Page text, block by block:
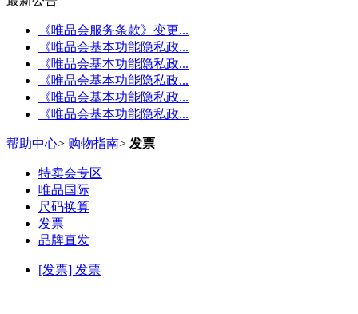
《唯品会服务条款》变更...
《唯品会基本功能隐私政...
《唯品会基本功能隐私政...
《唯品会基本功能隐私政...
《唯品会基本功能隐私政...
《唯品会基本功能隐私政...
帮助中心> 购物指南> 发票
特卖会专区
唯品国际
尺码换算
发票
品牌直发
[发票] 发票